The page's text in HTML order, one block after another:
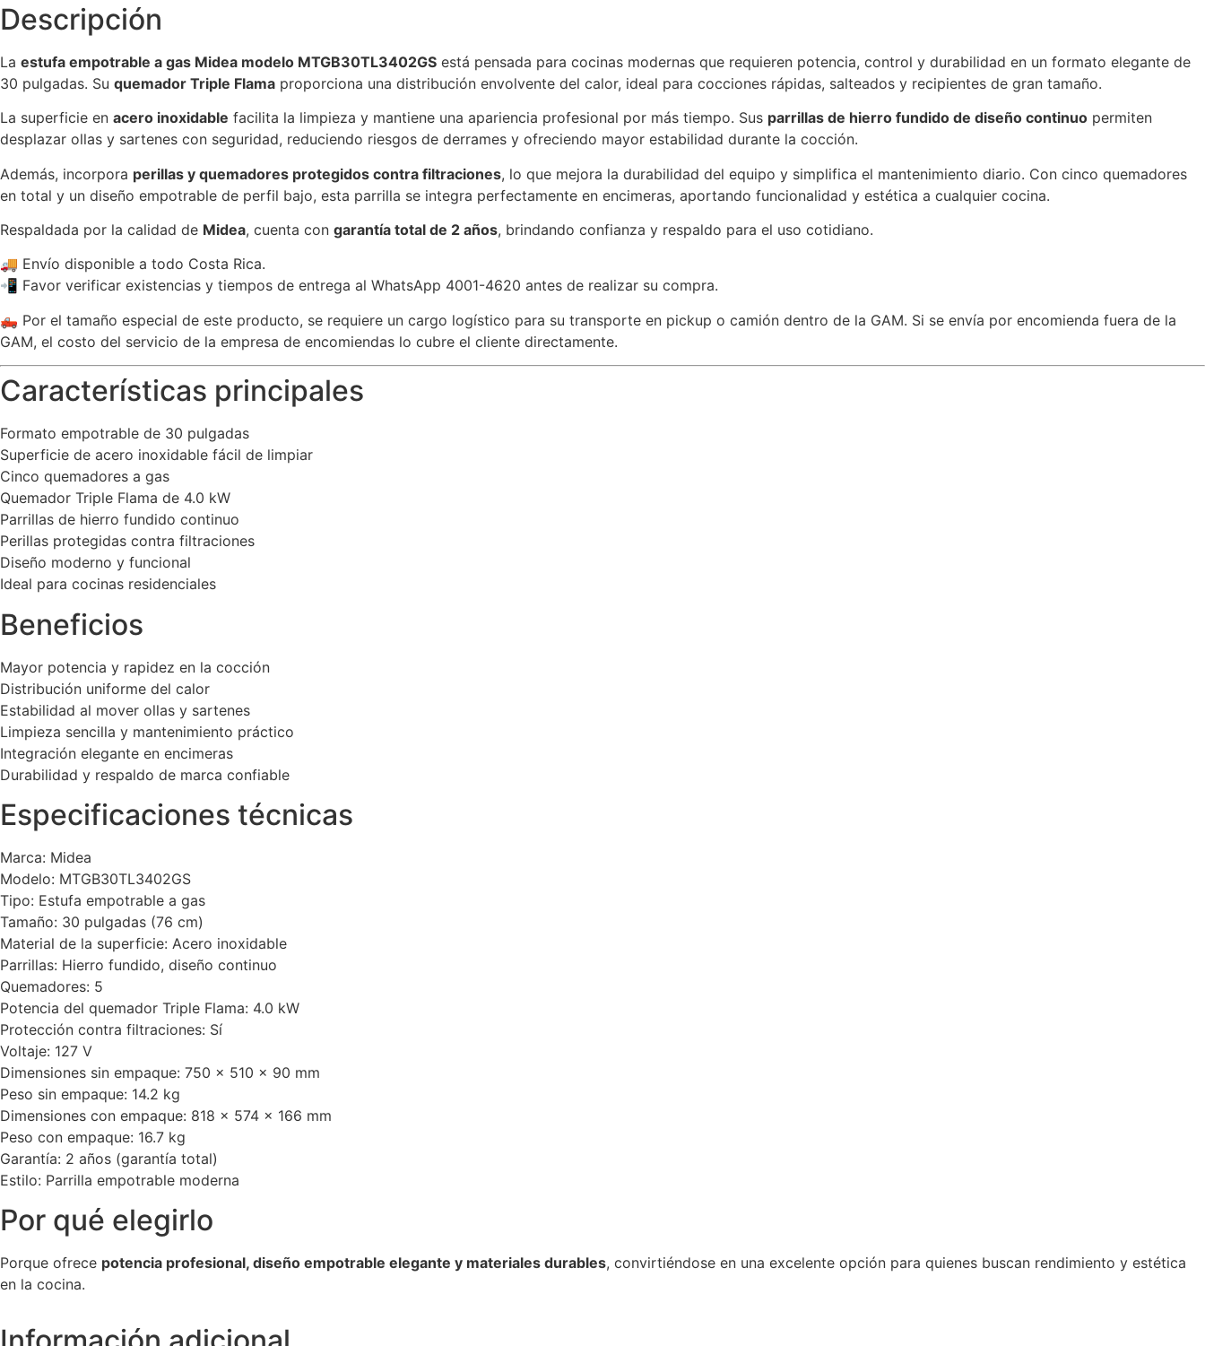
Descripción
La estufa empotrable a gas Midea modelo MTGB30TL3402GS está pensada para cocinas modernas que requieren potencia, control y durabilidad en un formato elegante de
30 pulgadas. Su quemador Triple Flama proporciona una distribución envolvente del calor, ideal para cocciones rápidas, salteados y recipientes de gran tamaño.
La superficie en acero inoxidable facilita la limpieza y mantiene una apariencia profesional por más tiempo. Sus parrillas de hierro fundido de diseño continuo permiten
desplazar ollas y sartenes con seguridad, reduciendo riesgos de derrames y ofreciendo mayor estabilidad durante la cocción.
Además, incorpora perillas y quemadores protegidos contra filtraciones, lo que mejora la durabilidad del equipo y simplifica el mantenimiento diario. Con cinco quemadores
en total y un diseño empotrable de perfil bajo, esta parrilla se integra perfectamente en encimeras, aportando funcionalidad y estética a cualquier cocina.
Respaldada por la calidad de Midea, cuenta con garantía total de 2 años, brindando confianza y respaldo para el uso cotidiano.
🚚 Envío disponible a todo Costa Rica.
📲 Favor verificar existencias y tiempos de entrega al WhatsApp 4001-4620 antes de realizar su compra.
🛻 Por el tamaño especial de este producto, se requiere un cargo logístico para su transporte en pickup o camión dentro de la GAM. Si se envía por encomienda fuera de la
GAM, el costo del servicio de la empresa de encomiendas lo cubre el cliente directamente.
Características principales
Formato empotrable de 30 pulgadas
Superficie de acero inoxidable fácil de limpiar
Cinco quemadores a gas
Quemador Triple Flama de 4.0 kW
Parrillas de hierro fundido continuo
Perillas protegidas contra filtraciones
Diseño moderno y funcional
Ideal para cocinas residenciales
Beneficios
Mayor potencia y rapidez en la cocción
Distribución uniforme del calor
Estabilidad al mover ollas y sartenes
Limpieza sencilla y mantenimiento práctico
Integración elegante en encimeras
Durabilidad y respaldo de marca confiable
Especificaciones técnicas
Marca: Midea
Modelo: MTGB30TL3402GS
Tipo: Estufa empotrable a gas
Tamaño: 30 pulgadas (76 cm)
Material de la superficie: Acero inoxidable
Parrillas: Hierro fundido, diseño continuo
Quemadores: 5
Potencia del quemador Triple Flama: 4.0 kW
Protección contra filtraciones: Sí
Voltaje: 127 V
Dimensiones sin empaque: 750 × 510 × 90 mm
Peso sin empaque: 14.2 kg
Dimensiones con empaque: 818 × 574 × 166 mm
Peso con empaque: 16.7 kg
Garantía: 2 años (garantía total)
Estilo: Parrilla empotrable moderna
Por qué elegirlo
Porque ofrece potencia profesional, diseño empotrable elegante y materiales durables, convirtiéndose en una excelente opción para quienes buscan rendimiento y estética
en la cocina.